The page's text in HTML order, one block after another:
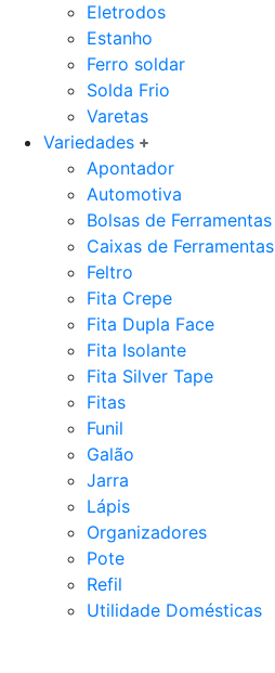
Eletrodos
Estanho
Ferro soldar
Solda Frio
Varetas
Variedades
Apontador
Automotiva
Bolsas de Ferramentas
Caixas de Ferramentas
Feltro
Fita Crepe
Fita Dupla Face
Fita Isolante
Fita Silver Tape
Fitas
Funil
Galão
Jarra
Lápis
Organizadores
Pote
Refil
Utilidade Domésticas